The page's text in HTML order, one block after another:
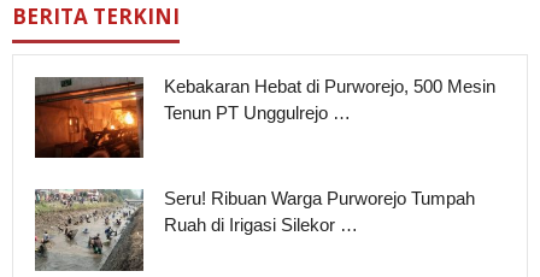
BERITA TERKINI
Kebakaran Hebat di Purworejo, 500 Mesin
Tenun PT Unggulrejo …
Seru! Ribuan Warga Purworejo Tumpah
Ruah di Irigasi Silekor …